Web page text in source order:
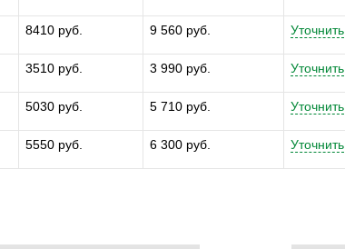
8410 руб. 9 560 руб. Уточнить
3510 руб. 3 990 руб. Уточнить
5030 руб. 5 710 руб. Уточнить
5550 руб. 6 300 руб. Уточнить